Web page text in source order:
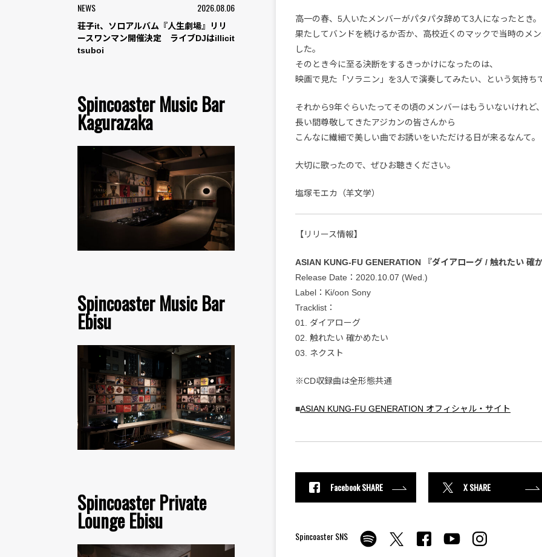
NEWS 2026.08.06
荘子it、ソロアルバム『人生劇場』リリ
ースワンマン開催決定 ライブDJはillicit
tsuboi
Spincoaster Music Bar
Kagurazaka
Spincoaster Music Bar
Ebisu
Spincoaster Private
Lounge Ebisu
高一の春、5人いたメンバーがパタパタ辞めて3人になったとき。
果たしてバンドを続けるか否か、高校近くのマックで当時のメ
した。
そのとき今に至る決断をするきっかけになったのは、
映画で見た「ソラニン」を3人で演奏してみたい、という気持ち
それから9年ぐらいたってその頃のメンバーはもういないけれど、
長い間尊敬してきたアジカンの皆さんから
こんなに繊細で美しい曲でお誘いをいただける日が来るなんて。
大切に歌ったので、ぜひお聴きください。
塩塚モエカ（羊文学）
【リリース情報】
ASIAN KUNG-FU GENERATION 『ダイアローグ / 触れたい 確か
Release Date：2020.10.07 (Wed.)
Label：Ki/oon Sony
Tracklist：
01. ダイアローグ
02. 触れたい 確かめたい
03. ネクスト
※CD収録曲は全形態共通
■ASIAN KUNG-FU GENERATION オフィシャル・サイト
Facebook SHARE X SHARE
Spincoaster SNS